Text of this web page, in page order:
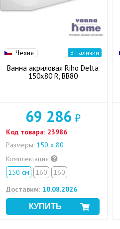
Чехия В наличии
Ванна акриловая Riho Delta
150x80 R, BB80
69 286 ₽
Код товара: 23986
Размеры: 150 х 80
Комплектация
150 см
160
160
Доставим: 10.08.2026